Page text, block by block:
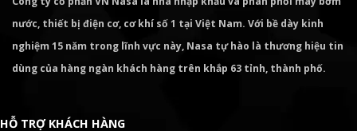
nước, thiết bị điện cơ, cơ khí số 1 tại Việt Nam. Với bề dày kinh
nghiệm 15 năm trong lĩnh vực này, Nasa tự hào là thương hiệu tin
dùng của hàng ngàn khách hàng trên khắp 63 tỉnh, thành phố.
HỖ TRỢ KHÁCH HÀNG